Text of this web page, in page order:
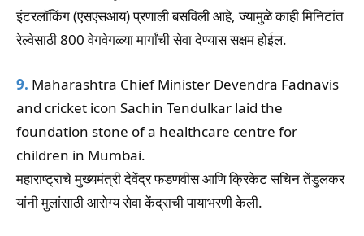
इंटरलॉकिंग (एसएसआय) प्रणाली बसविली आहे, ज्यामुळे काही मिनिटांत
रेल्वेसाठी 800 वेगवेगळ्या मार्गांची सेवा देण्यास सक्षम होईल.
9. Maharashtra Chief Minister Devendra Fadnavis
and cricket icon Sachin Tendulkar laid the
foundation stone of a healthcare centre for
children in Mumbai.
महाराष्ट्राचे मुख्यमंत्री देवेंद्र फडणवीस आणि क्रिकेट सचिन तेंडुलकर
यांनी मुलांसाठी आरोग्य सेवा केंद्राची पायाभरणी केली.